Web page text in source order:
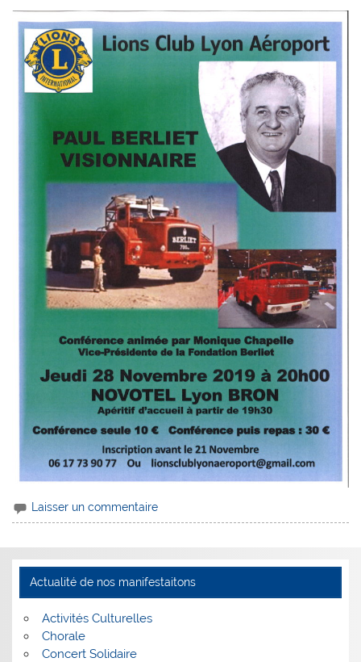
Laisser un commentaire
Actualité de nos manifestaitons
Activités Culturelles
Chorale
Concert Solidaire